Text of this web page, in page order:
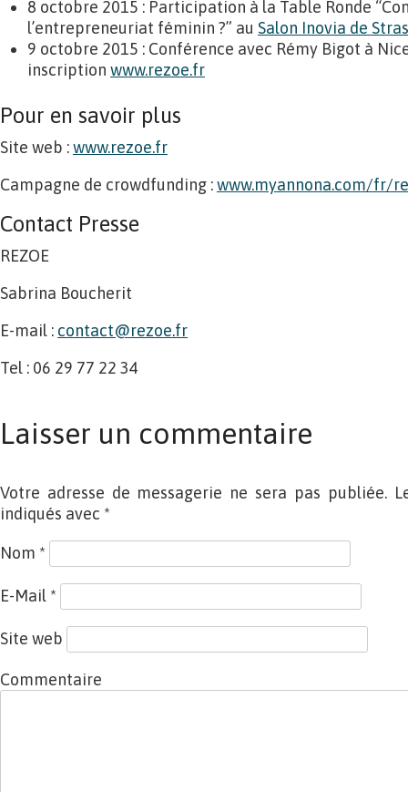
8 octobre 2015 : Participation à la Table Ronde
l’entrepreneuriat féminin ?” au Salon Inovia de
9 octobre 2015 : Conférence avec Rémy Bigot à
inscription www.rezoe.fr
Pour en savoir plus
Site web :www.rezoe.fr
Campagne de crowdfunding :www.myannona.com/fr/
Contact Presse
REZOE
Sabrina Boucherit
E-mail : contact@rezoe.fr
Tel : 06 29 77 22 34
Laisser un commentaire
Votre adresse de messagerie ne sera pas publiée.
indiqués avec *
Nom *
E-Mail *
Site web
Commentaire